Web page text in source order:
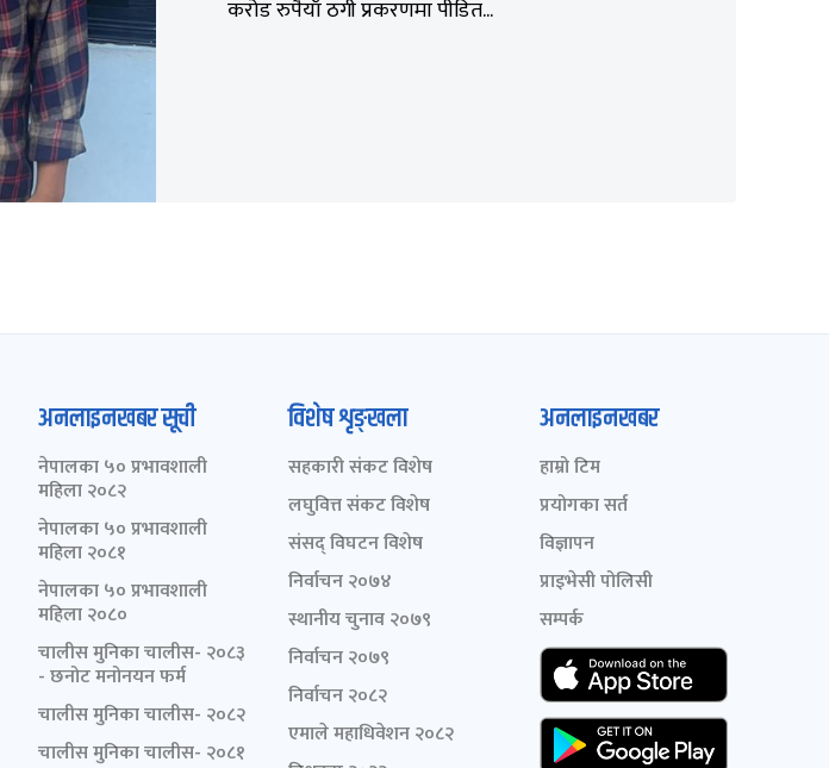
करोड रुपैयाँ ठगी प्रकरणमा पीडित...
अनलाइनखबर सूची
नेपालका ५० प्रभावशाली
महिला २०८२
नेपालका ५० प्रभावशाली
महिला २०८१
नेपालका ५० प्रभावशाली
महिला २०८०
चालीस मुनिका चालीस- २०८३
- छनोट मनोनयन फर्म
चालीस मुनिका चालीस- २०८२
चालीस मुनिका चालीस- २०८१
विशेष शृङ्खला
सहकारी संकट विशेष
लघुवित्त संकट विशेष
संसद् विघटन विशेष
निर्वाचन २०७४
स्थानीय चुनाव २०७९
निर्वाचन २०७९
निर्वाचन २०८२
एमाले महाधिवेशन २०८२
अनलाइनखबर
हाम्रो टिम
प्रयोगका सर्त
विज्ञापन
प्राइभेसी पोलिसी
सम्पर्क